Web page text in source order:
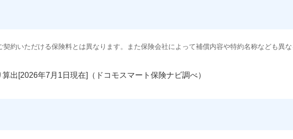
約いただける保険料とは異なります。また保険会社によって補償内容や特約名称なども異
算出[ 年 月 日現在]（ドコモスマート保険ナビ調べ）